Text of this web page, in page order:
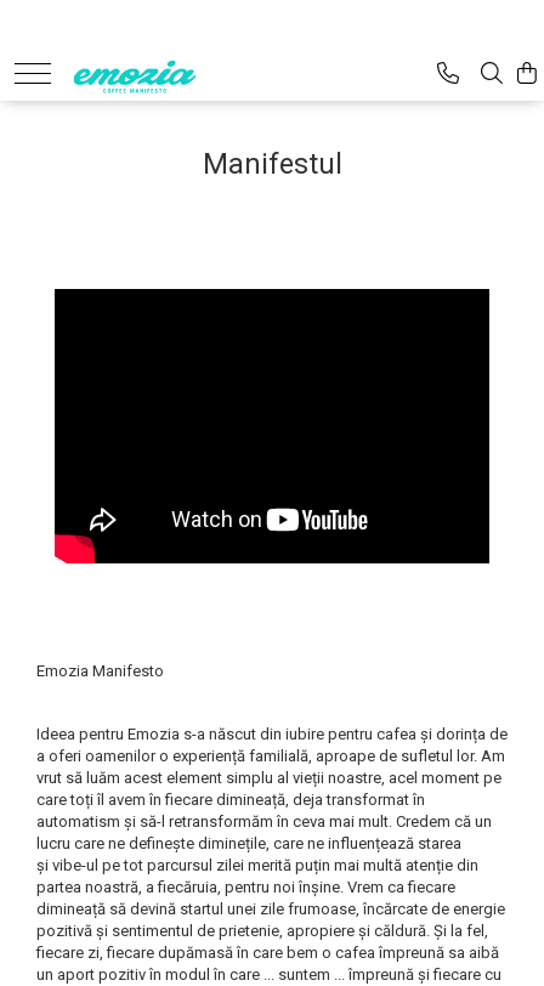
EMOZIA de acasă
Manifestul
Emozia Manifesto
Ideea pentru Emozia s-a născut din iubire pentru cafea și dorința de
a oferi oamenilor o experiență familială, aproape de sufletul lor. Am
vrut să luăm acest element simplu al vieții noastre, acel moment pe
care toți îl avem în fiecare dimineață, deja transformat în
automatism și să-l retransformăm în ceva mai mult. Credem că un
lucru care ne definește diminețile, care ne influențează starea
și vibe-ul pe tot parcursul zilei merită puțin mai multă atenție din
partea noastră, a fiecăruia, pentru noi înșine. Vrem ca fiecare
dimineață să devină startul unei zile frumoase, încărcate de energie
pozitivă și sentimentul de prietenie, apropiere și căldură. Și la fel,
fiecare zi, fiecare dupămasă în care bem o cafea împreună sa aibă
un aport pozitiv în modul în care ... suntem ... împreună și fiecare cu